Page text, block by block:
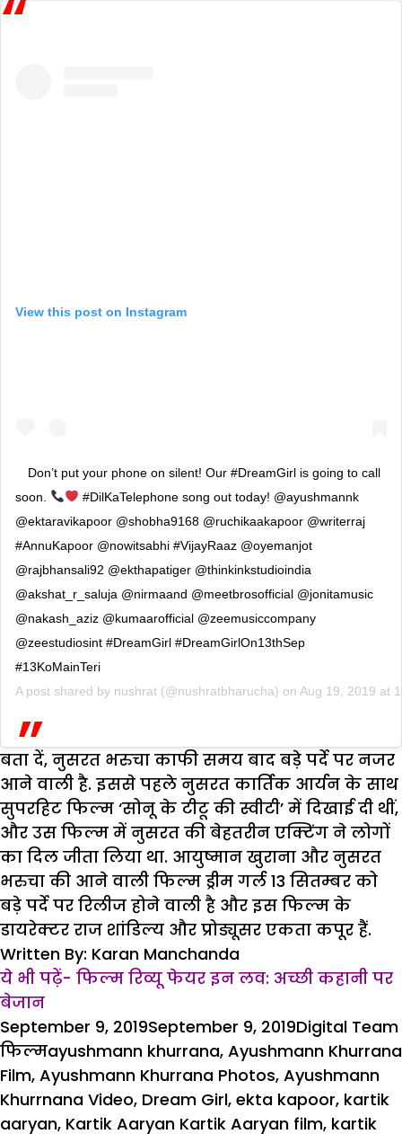
View this post on Instagram
Don’t put your phone on silent! Our #DreamGirl is going to call
soon.
#DilKaTelephone song out today! @ayushmannk
@ektaravikapoor @shobha9168 @ruchikaakapoor @writerraj
#AnnuKapoor @nowitsabhi #VijayRaaz @oyemanjot
@rajbhansali92 @ekthapatiger @thinkinkstudioindia
@akshat_r_saluja @nirmaand @meetbrosofficial @jonitamusic
@nakash_aziz @kumaarofficial @zeemusiccompany
@zeestudiosint #DreamGirl #DreamGirlOn13thSep
#13KoMainTeri
A post shared by nushrat (@nushratbharucha) on Aug 19, 2019 at
बता दें, नुसरत भरुचा काफी समय बाद बड़े पर्दे पर नजर
आने वाली है. इससे पहले नुसरत कार्तिक आर्यन के साथ
सुपरहिट फिल्म ‘सोनू के टीटू की स्वीटी’ में दिखाई दी थीं,
और उस फिल्म में नुसरत की बेहतरीन एक्टिंग ने लोगों
का दिल जीता लिया था. आयुष्मान खुराना और नुसरत
भरुचा की आने वाली फिल्म ड्रीम गर्ल 13 सितम्बर को
बड़े पर्दे पर रिलीज होने वाली है और इस फिल्म के
डायरेक्टर राज शांडिल्य और प्रोड्यूसर एकता कपूर हैं.
Written By: Karan Manchanda
ये भी पढ़ें- फिल्म रिव्यू फेयर इन लव: अच्छी कहानी पर
बेजान
Posted
on
September 9, 2019September 9, 2019Author
Digital Team
फिल्मTags
ayushmann khurrana, Ayushmann Khurrana
Film, Ayushmann Khurrana Photos, Ayushmann
Khurrnana Video, Dream Girl, ekta kapoor, kartik
aaryan, Kartik Aaryan Kartik Aaryan film, kartik